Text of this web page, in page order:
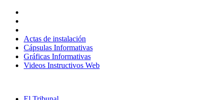
contenido
Actas de instalación
Cápsulas Informativas
Gráficas Informativas
Videos Instructivos Web